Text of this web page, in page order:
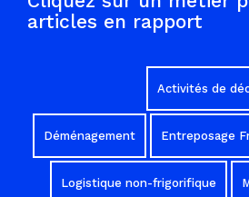
articles en rapport
Activités de
Déménagement Entreposage
Logistique non-frigorifique